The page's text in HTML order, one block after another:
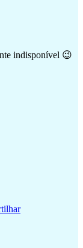
indisponível 😉